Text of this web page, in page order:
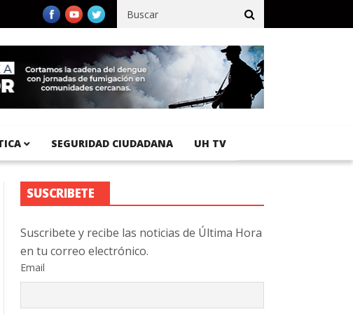
del Pacífico registra 92 % de avance en obras de terracería
SEGURIDAD CIUDADANA UH TV
SUSCRIBETE
Suscribete y recibe las noticias de Última Hora
en tu correo electrónico.
Email